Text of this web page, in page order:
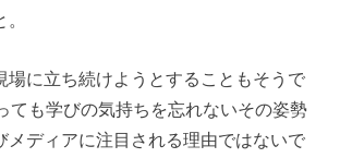
場に立ち続けようとすることもそうで
ても学びの気持ちを忘れないその姿勢
メディアに注目される理由ではないで